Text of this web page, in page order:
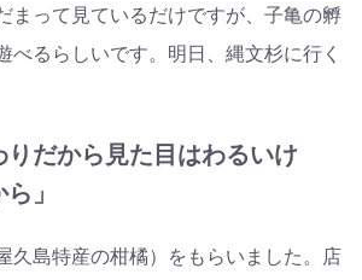
まって見ているだけですが、子亀の孵
べるらしいです。明日、縄文杉に行く
りだから見た目はわるいけ
」
久島特産の柑橘）をもらいました。店